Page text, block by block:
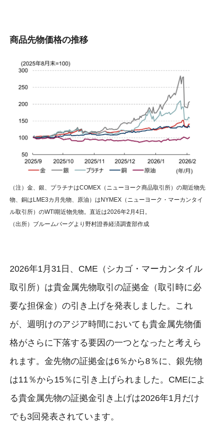
商品先物価格の推移
（注）金、銀、プラチナはCOMEX（ニューヨーク商品取引所）の期近物先
物、銅はLME3カ月先物、原油）はNYMEX（ニューヨーク・マーカンタイ
ル取引所）のWTI期近物先物。直近は2026年2月4日。
（出所）ブルームバーグより野村證券経済調査部作成
2026年1月31日、CME（シカゴ・マーカンタイル
取引所）は貴金属先物取引の証拠金（取引時に必
要な担保金）の引き上げを発表しました。これ
が、週明けのアジア時間においても貴金属先物価
格がさらに下落する要因の一つとなったと考えら
れます。金先物の証拠金は6％から8％に、銀先物
は11％から15％に引き上げられました。CMEによ
る貴金属先物の証拠金引き上げは2026年1月だけ
でも3回発表されています。